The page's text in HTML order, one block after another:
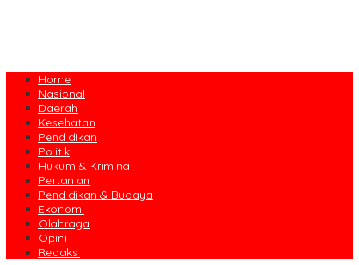
Home
Nasional
Daerah
Kesehatan
Pendidikan
Politik
Hukum & Kriminal
Pertanian
Pendidikan & Budaya
Ekonomi
Olahraga
Opini
Redaksi